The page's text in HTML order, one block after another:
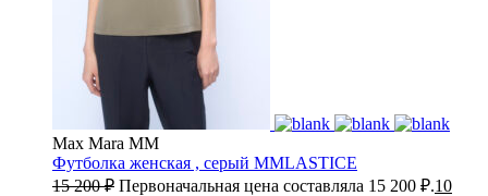
Max Mara MM
Футболка женская , серый MMLASTICE
15 200₽ Первоначальная цена составляла 15 200 ₽.10